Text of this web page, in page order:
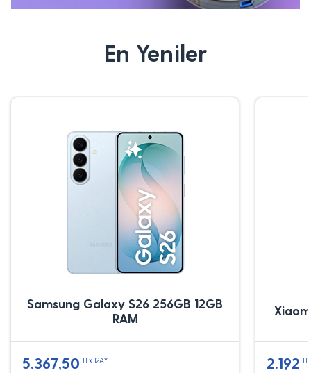
En Yeniler
Samsung Galaxy S26 256GB 12GB
RAM
5.367,50 TLx 12AY 2.192